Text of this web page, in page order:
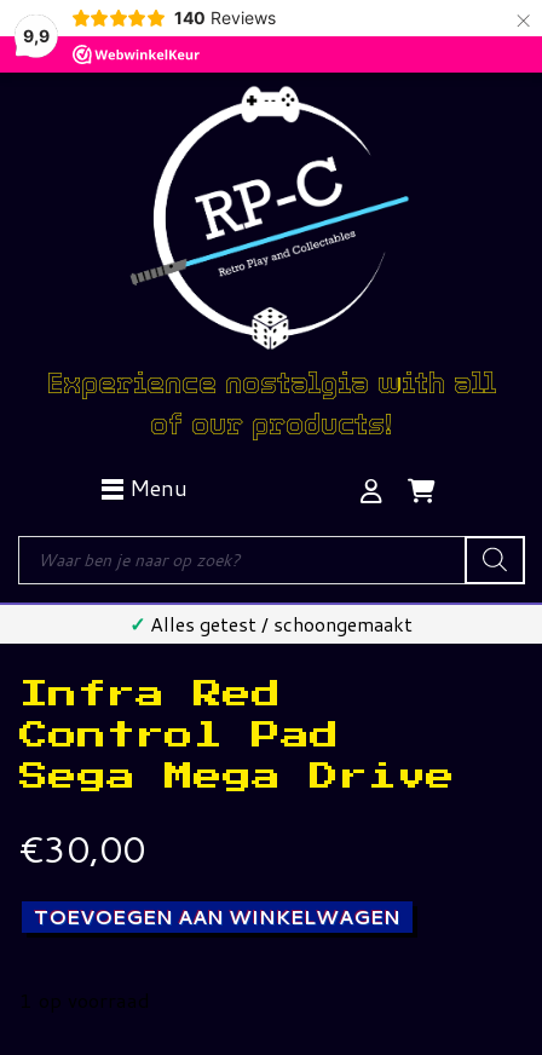
9,9
140 Reviews ×
Experience nostalgia with all
of our products!
Menu
Producten
zoeken
✓ Alles getest / schoongemaakt
Infra Red
Control Pad
Sega Mega Drive
€30,00
TOEVOEGEN AAN WINKELWAGEN
1 op voorraad